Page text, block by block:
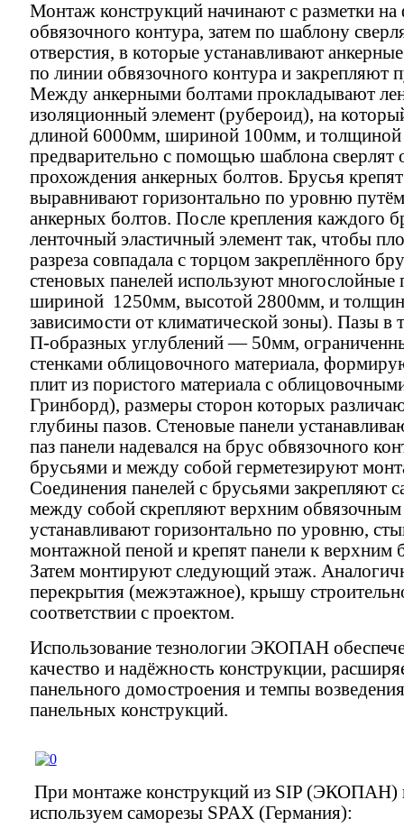
Монтаж конструкций начинают с разметки на
обвязочного контура, затем по шаблону
отверстия, в которые устанавливают
по линии обвязочного контура и закрепляют
Между анкерными болтами прокладывают
изоляционный элемент (рубероид), на
длиной 6000мм, шириной 100мм, и
предварительно с помощью шаблона сверлят
прохождения анкерных болтов. Брусья
выравнивают горизонтально по уровню путём
анкерных болтов. После крепления каждого
ленточный эластичный элемент так, чтобы
разреза совпадала с торцом закреплённого
стеновых панелей используют
шириной 1250мм, высотой 2800мм, и
зависимости от климатической зоны). Пазы в
П-образных углублений — 50мм,
стенками облицовочного материала,
плит из пористого материала с
Гринборд), размеры сторон которых
глубины пазов. Стеновые панели
паз панели надевался на брус обвязочного
брусьями и между собой герметезируют
Соединения панелей с брусьями закрепляют
между собой скрепляют верхним
устанавливают горизонтально по уровню,
монтажной пеной и крепят панели к верхним
Затем монтируют следующий этаж.
перекрытия (межэтажное), крышу
соответствии с проектом.
Использование тезнологии ЭКОПАН
качество и надёжность конструкции,
панельного домостроения и темпы
панельных конструкций.
При монтаже конструкций из SIP (ЭКОПАН)
используем саморезы SPAX (Германия):